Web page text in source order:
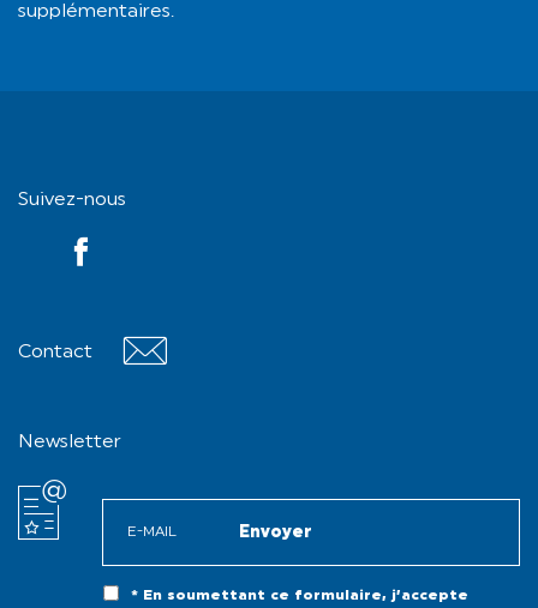
supplémentaires.
Suivez-nous
YouTube
Contact
Newsletter
* En soumettant ce formulaire, j’accepte